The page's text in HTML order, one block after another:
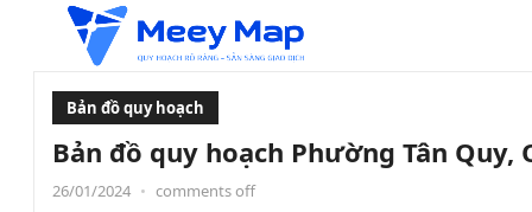
Bản đồ quy hoạch
Bản đồ quy hoạch Phường Tân Quy,
26/01/2024 • comments off